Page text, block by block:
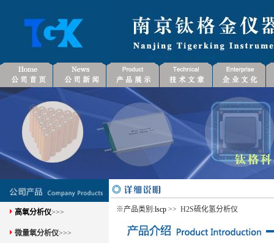
高氧分析仪>>>
微量氧分析仪>>>
※产品类别:lscp>> H2S硫化氢分析仪